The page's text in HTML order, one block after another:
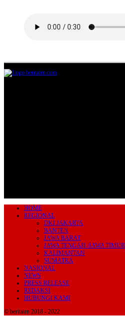
HOME
REGIONAL
DKI JAKARTA
BANTEN
JAWA BARAT
JAWA TENGAH /JAWA TIMUR
KALIMANTAN
SUMATRA
NASIONAL
NEWS
PRESS RELEASE
REDAKSI
HUBUNGI KAMI
© beritairn 2018 - 2022